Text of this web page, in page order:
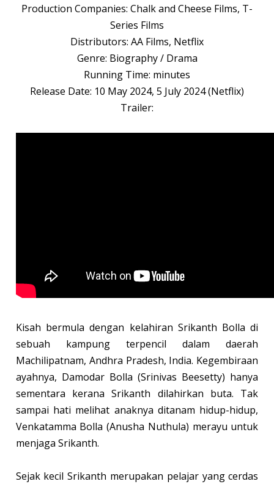
Production Companies: Chalk and Cheese Films, T-
Series Films
Distributors: AA Films, Netflix
Genre: Biography / Drama
Running Time: minutes
Release Date: 10 May 2024, 5 July 2024 (Netflix)
Trailer:
Kisah bermula dengan kelahiran Srikanth Bolla di
sebuah kampung terpencil dalam daerah
Machilipatnam, Andhra Pradesh, India. Kegembiraan
ayahnya, Damodar Bolla (Srinivas Beesetty) hanya
sementara kerana Srikanth dilahirkan buta. Tak
sampai hati melihat anaknya ditanam hidup-hidup,
Venkatamma Bolla (Anusha Nuthula) merayu untuk
menjaga Srikanth.
Sejak kecil Srikanth merupakan pelajar yang cerdas